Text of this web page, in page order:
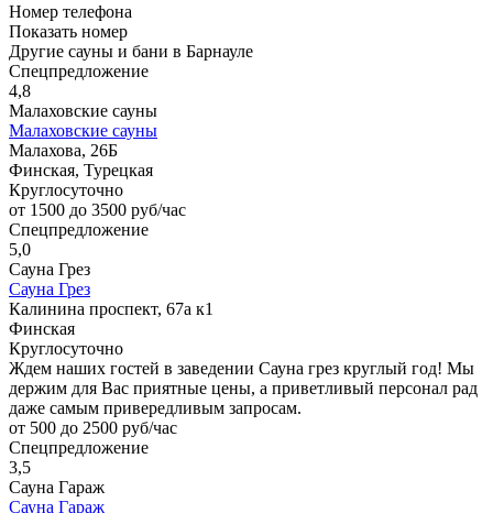
Номер телефона
Показать номер
Другие сауны и бани в Барнауле
Спецпредложение
4,8
Малаховские сауны
Малаховские сауны
Малахова, 26Б
Финская, Турецкая
Круглосуточно
от 1500 до 3500 руб/час
Спецпредложение
5,0
Сауна Грез
Сауна Грез
Калинина проспект, 67а к1
Финская
Круглосуточно
Ждем наших гостей в заведении Сауна грез круглый год! Мы
держим для Вас приятные цены, а приветливый персонал рад
даже самым привередливым запросам.
от 500 до 2500 руб/час
Спецпредложение
3,5
Сауна Гараж
Сауна Гараж